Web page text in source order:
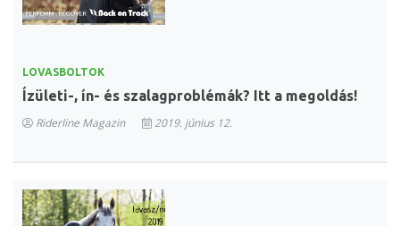
LOVASBOLTOK
Ízületi-, ín- és szalagproblémák? Itt a megoldás!
Riderline Magazin 2019. június 12.